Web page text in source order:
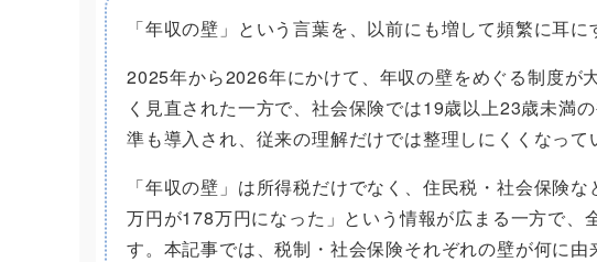
「年収の壁」という言葉を、以前にも増して頻繁に耳に
2025年から2026年にかけて、年収の壁をめぐる制度が
く見直された一方で、社会保険では19歳以上23歳未満
準も導入され、従来の理解だけでは整理しにくくなって
「年収の壁」は所得税だけでなく、住民税・社会保険
万円が178万円になった」という情報が広まる一方で、
す。本記事では、税制・社会保険それぞれの壁が何に